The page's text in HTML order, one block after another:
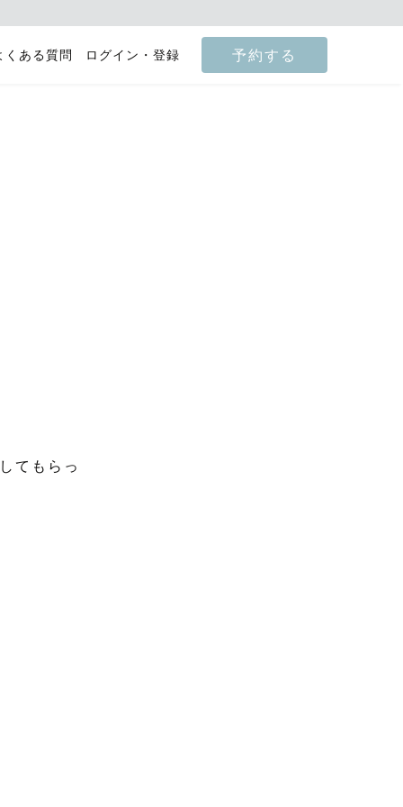
くある質問 ログイン・登録 予約する
てもらっ